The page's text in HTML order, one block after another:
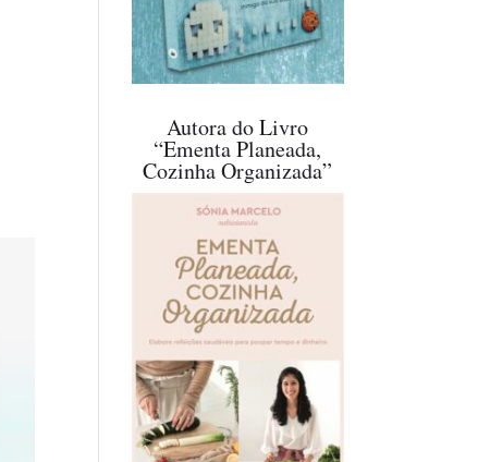
Autora do Livro
“Ementa Planeada,
Cozinha Organizada”